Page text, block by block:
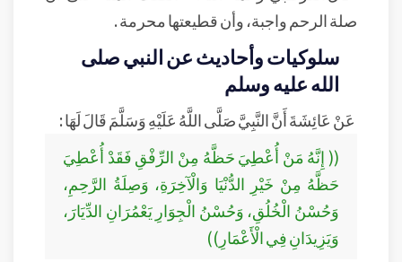
صلة الرحم واجبة، وأن قطيعتها محرمة .
سلوكيات وأحاديث عن النبي صلى
الله عليه وسلم
عَنْ عَائِشَةَ أَنَّ النَّبِيَّ صَلَّى اللَّهُ عَلَيْهِ وَسَلَّمَ قَالَ لَهَا :
(( إِنَّهُ مَنْ أُعْطِيَ حَظَّهُ مِنْ الرِّفْقِ فَقَدْ أُعْطِيَ
حَظَّهُ مِنْ خَيْرِ الدُّنْيَا وَالْآخِرَةِ، وَصِلَةُ الرَّحِمِ،
وَحُسْنُ الْخُلُقِ، وَحُسْنُ الْجِوَارِ يَعْمُرَانِ الدِّيَارَ،
وَيَزِيدَانِ فِي الْأَعْمَارِ))